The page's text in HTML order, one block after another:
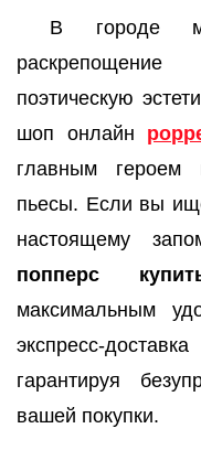
В городе
поэтическую
шоп онлайн
главным героем
пьесы. Если вы
настоящему
попперс
максимальным
экспресс-
гарантируя
вашей покупки.